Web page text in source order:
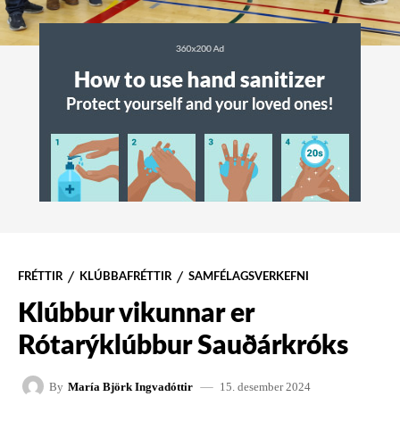
FRÉTTIR KLÚBBAFRÉTTIR SAMFÉLAGSVERKEFNI
Klúbbur vikunnar er
Rótarýklúbbur Sauðárkróks
By María Björk Ingvadóttir 15. desember 2024